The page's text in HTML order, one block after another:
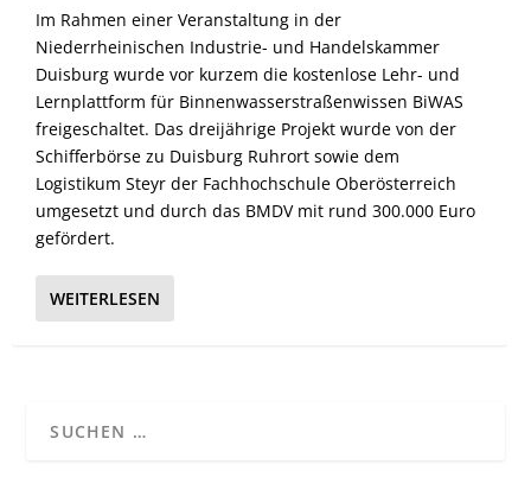
Im Rahmen einer Veranstaltung in der
Niederrheinischen Industrie- und Handelskammer
Duisburg wurde vor kurzem die kostenlose Lehr- und
Lernplattform für Binnenwasserstraßenwissen BiWAS
freigeschaltet. Das dreijährige Projekt wurde von der
Schifferbörse zu Duisburg Ruhrort sowie dem
Logistikum Steyr der Fachhochschule Oberösterreich
umgesetzt und durch das BMDV mit rund 300.000 Euro
gefördert.
WEITERLESEN